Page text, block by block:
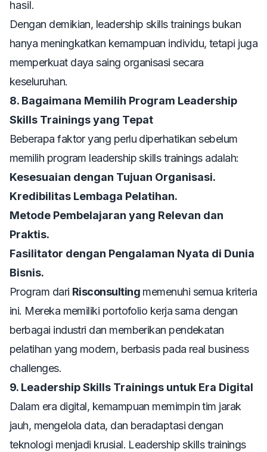
hasil.
Dengan demikian, leadership skills trainingsbukan
hanya meningkatkan kemampuan individu, tetapi juga
memperkuat daya saing organisasi secara
keseluruhan.
8. Bagaimana Memilih Program Leadership
Skills Trainings yang Tepat
Beberapa faktor yang perlu diperhatikan sebelum
memilih program leadership skills trainingsadalah:
Kesesuaian dengan Tujuan Organisasi.
Kredibilitas Lembaga Pelatihan.
Metode Pembelajaran yang Relevan dan
Praktis.
Fasilitator dengan Pengalaman Nyata di Dunia
Bisnis.
Program dari Risconsultingmemenuhi semua kriteria
ini. Mereka memiliki portofolio kerja sama dengan
berbagai industri dan memberikan pendekatan
pelatihan yang modern, berbasis pada real business
challenges.
9. Leadership Skills Trainings untuk Era Digital
Dalam era digital, kemampuan memimpin tim jarak
jauh, mengelola data, dan beradaptasi dengan
teknologi menjadi krusial. Leadership skills trainings